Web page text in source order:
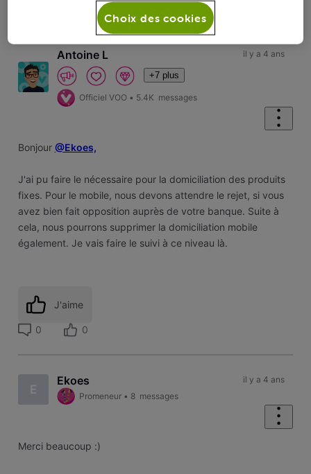
Selected
FirstAntoine L
+7 plus
Officiel VOO • 5.4K messages
il y a 4 ans
Bonjour @Ekoes,
J'ai pu faire le nécessaire pour la domiciliation des produits
fixes. Pour le mobile, nous devons attendre le rejet, si vous
avez bien fait opposition auprès de votre banque. Suite à
cela, nous pourrons supprimer la domiciliation mobile
également. Je vais faire le suivi à ce niveau là.
J'aime
0 0
E
Ekoes
Promeneur • 8 messages
il y a 4 ans
Merci beaucoup :)
Choix des cookies